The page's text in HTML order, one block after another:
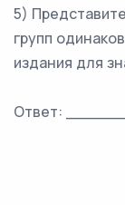
5)
групп
издания для
Ответ: